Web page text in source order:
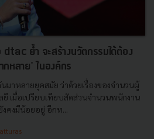
ย้ำ จะสร้างนวัตกรรมได้ต้อง
กหลาย' ในองค์กร
มาหลายยุคสมัย ว่าด้วยเรื่องของจำนวนผู้
ยี เมื่อเปรียบเทียบสัดส่วนจำนวนพนักงาน
คงมีน้อยอยู่ อีกท...